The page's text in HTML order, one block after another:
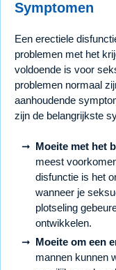
Symptomen
Een erectiele
problemen met het
voldoende is voor
problemen normaal
aanhoudende
zijn de belangrijkste
Moeite met het
meest
disfunctie is het
wanneer je
plotseling
ontwikkelen.
Moeite om een
mannen kunnen